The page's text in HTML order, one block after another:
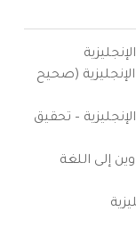
(صحيح
– تحقيق
إلى اللغة